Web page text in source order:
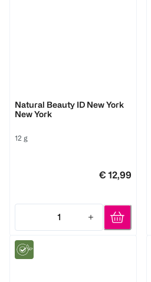
Natural Beauty ID New York
New York
12 g
€ 12,99
1
Quantity: 1